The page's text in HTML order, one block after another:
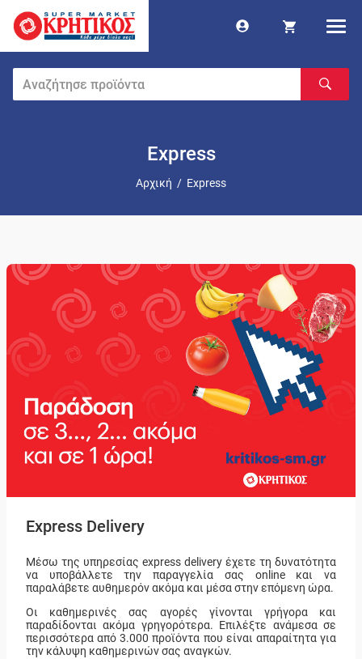
Express
Αρχική / Express
Express Delivery
Μέσω της υπηρεσίας express delivery έχετε τη δυνατότητα
να υποβάλλετε την παραγγελία σας online και να
παραλάβετε αυθημερόν ακόμα και μέσα στην επόμενη ώρα.
Οι καθημερινές σας αγορές γίνονται γρήγορα και
παραδίδονται ακόμα γρηγορότερα. Επιλέξτε ανάμεσα σε
περισσότερα από 3.000 προϊόντα που είναι απαραίτητα για
την κάλυψη καθημερινών σας αναγκών.